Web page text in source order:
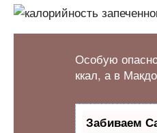
Особую
ккал, а в
Забиваем